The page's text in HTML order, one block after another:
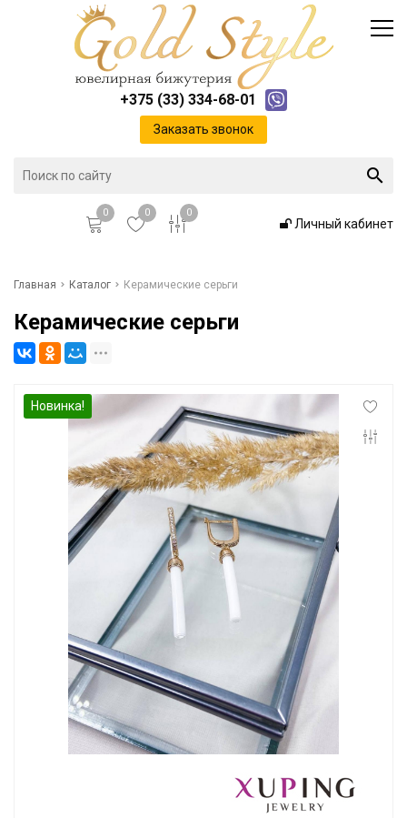
+375 (33) 334-68-01
Заказать звонок
0 0 0
Личный кабинет
Главная
Каталог
Инфо
Контакты
Положение о cookie-файлах
Главная Каталог Керамические серьги
Керамические серьги
Новинка!
Каталог
Доставка и оплата
Инфо
Контакты
Положение о cookie-файлах